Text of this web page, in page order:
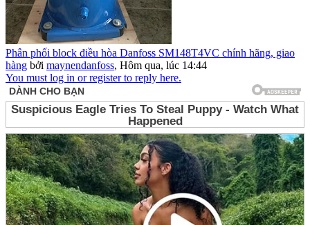
Phân phối block điều hòa Danfoss SM148T4VC chính hãng, giao
hàng bởi maynendanfoss, Hôm qua, lúc 14:44
You must log in or register to reply here.